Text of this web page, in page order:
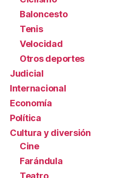
Baloncesto
Tenis
Velocidad
Otros deportes
Judicial
Internacional
Economía
Política
Cultura y diversión
Cine
Farándula